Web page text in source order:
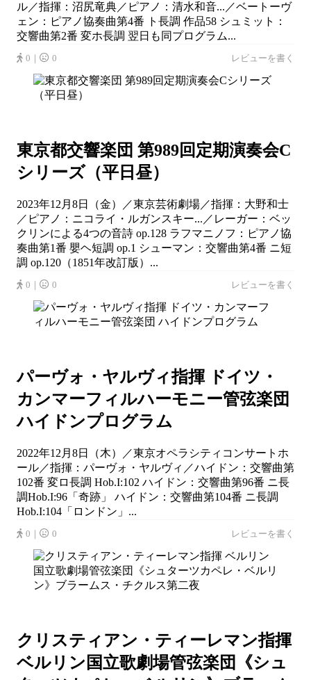
ル／指揮：沼尻竜典／ピアノ：清水和音...／ベートーヴ
ェン：ピアノ協奏曲第4番 ト長調 作品58 シュミット：
交響曲第2番 変ホ長調 翌日も同プログラム...
0｜ 0 レビューを書く
東京都交響楽団 第989回定期演奏会C
シリーズ（平日昼）
2023年12月8日（金）／東京芸術劇場／指揮：大野和士
／ピアノ：ニコライ・ルガンスキー...／レーガー：ベッ
クリンによる4つの音詩 op.128 ラフマニノフ：ピアノ協
奏曲第1番 嬰ヘ短調 op.1 シューマン：交響曲第4番 ニ短
調 op.120（1851年改訂版）...
0｜ 0 レビューを書く
パーヴォ・ヤルヴィ指揮 ドイツ・
カンマーフィルハーモニー管弦楽団
ハイドンプログラム
2022年12月8日（木）／東京オペラシティコンサートホ
ール／指揮：パーヴォ・ヤルヴィ／ハイドン：交響曲第
102番 変ロ長調 Hob.I:102 ハイドン：交響曲第96番 ニ長
調Hob.I:96「奇跡」 ハイドン：交響曲第104番 ニ長調
Hob.I:104「ロンドン」...
0｜ 0 レビューを書く
クリスティアン・ティーレマン指揮
ベルリン国立歌劇場管弦楽団《シュ